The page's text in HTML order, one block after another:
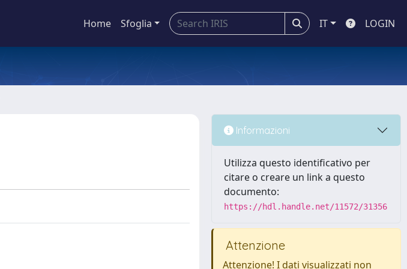
Home Sfoglia IT LOGIN
Informazioni
Utilizza questo identificativo per
citare o creare un link a questo
documento:
https://hdl.handle.net/11572/31356
Attenzione
Attenzione! I dati visualizzati non